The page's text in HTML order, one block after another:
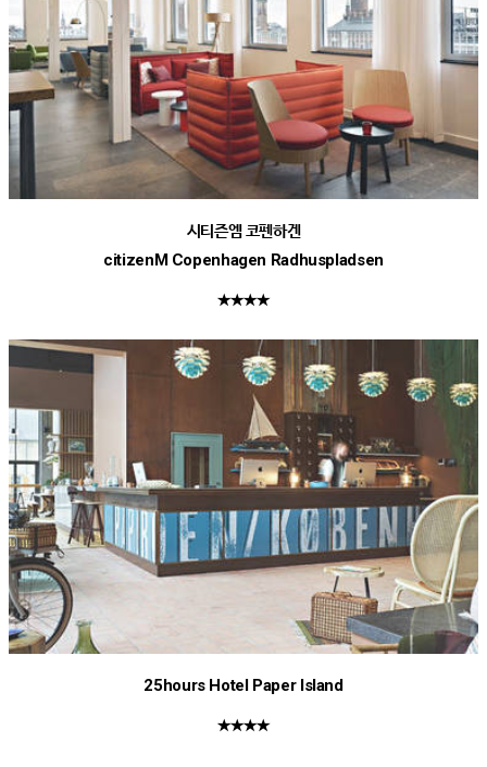
시티즌엠 코펜하겐
citizenM Copenhagen Radhuspladsen
★★★★
25hours Hotel Paper Island
★★★★